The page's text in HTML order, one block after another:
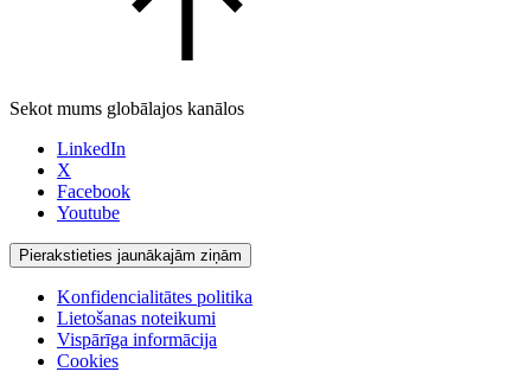
Sekot mums globālajos kanālos
LinkedIn
X
Facebook
Youtube
Pierakstieties jaunākajām ziņām
Konfidencialitātes politika
Lietošanas noteikumi
Vispārīga informācija
Cookies